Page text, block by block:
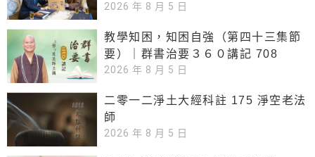
2026 年 8 月 5 日
教學知困，知困自強（第四十三集節
要）｜群書治要３６０講記 708
2026 年 8 月 5 日
二零一二淨土大經科註 175 淨空老法
師
2026 年 8 月 5 日